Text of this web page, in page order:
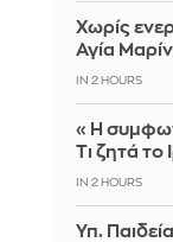
Χωρίς
Αγία
IN 2 HOURS
«Η
Τι ζητά το
IN 2 HOURS
Υπ.